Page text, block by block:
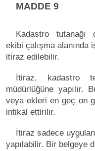
MADDE 9
Kadastro tutanağı
ekibi çalışma
itiraz edilebilir.
İtiraz, kadastro
müdürlüğüne yapılır.
veya ekleri en geç on
intikal ettirilir.
İtiraz sadece
yapılabilir. Bir belgeye